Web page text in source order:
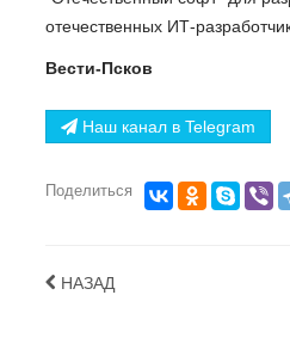
отечественных ИТ-
Вести-Псков
Наш канал в Telegram
Поделиться
НАЗАД